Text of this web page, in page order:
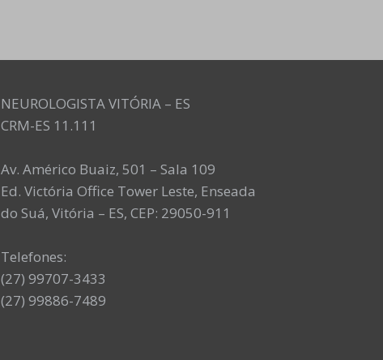
NEUROLOGISTA VITÓRIA – ES
CRM-ES 11.111
Av. Américo Buaiz, 501 – Sala 109
Ed. Victória Office Tower Leste, Enseada
do Suá, Vitória – ES, CEP: 29050-911
Telefones:
(27) 99707-3433
(27) 99886-7489